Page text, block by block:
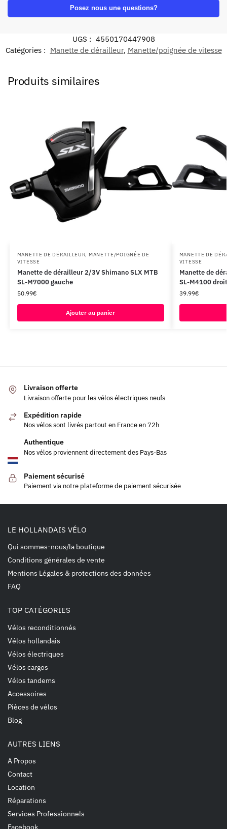
Posez nous une questions?
UGS : 4550170447908
Catégories : Manette de dérailleur, Manette/poignée de vitesse
Produits similaires
MANETTE DE DÉRAILLEUR, MANETTE/POIGNÉE DE
VITESSE
Manette de dérailleur 2/3V Shimano SLX MTB
SL-M7000 gauche
50.99€
Ajouter au panier
MANETTE DE
VITESSE
Manette de
SL-M4100
39.99€
Livraison offerte
Livraison offerte pour les vélos électriques neufs
Expédition rapide
Nos vélos sont livrés partout en France en 72h
Authentique
Nos vélos proviennent directement des Pays-Bas
Paiement sécurisé
Paiement via notre plateforme de paiement sécurisée
LE HOLLANDAIS VÉLO
Qui sommes-nous/la boutique
Conditions générales de vente
Mentions Légales & protections des données
FAQ
TOP CATÉGORIES
Vélos reconditionnés
Vélos hollandais
Vélos électriques
Vélos cargos
Vélos tandems
Accessoires
Pièces de vélos
Blog
AUTRES LIENS
A Propos
Contact
Location
Réparations
Services Professionnels
Facebook